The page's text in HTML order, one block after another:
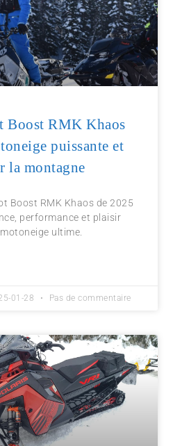
Boost RMK Khaos
puissante et
la montagne
Boost RMK Khaos de 2025
performance et plaisir
ultime.
01-28 Pas de commentaire